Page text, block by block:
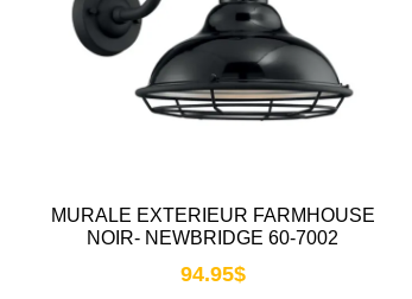
MURALE EXTERIEUR FARMHOUSE
NOIR- NEWBRIDGE 60-7002
94.95$